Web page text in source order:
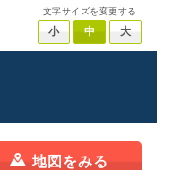
文字サイズを変更する
小 中 大
地図をみる